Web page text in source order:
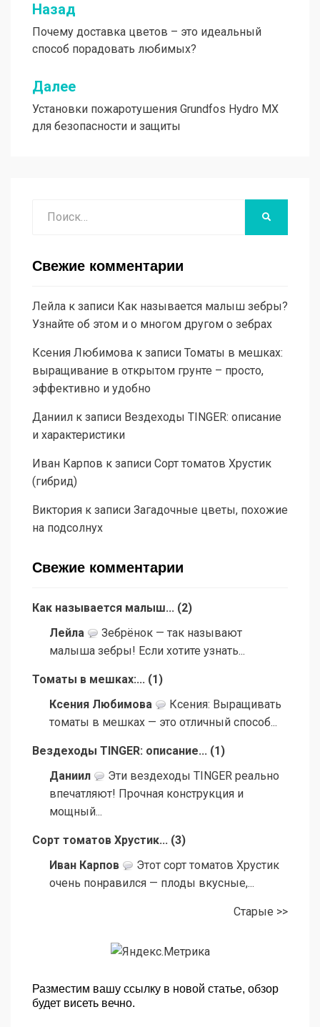
Навигация
по
записям
Назад
Почему доставка цветов – это идеальный
способ порадовать любимых?
Далее
Установки пожаротушения Grundfos Hydro MX
для безопасности и защиты
Свежие комментарии
Лейла к записи Как называется малыш зебры?
Узнайте об этом и о многом другом о зебрах
Ксения Любимова к записи Томаты в мешках:
выращивание в открытом грунте – просто,
эффективно и удобно
Даниил к записи Вездеходы TINGER: описание
и характеристики
Иван Карпов к записи Сорт томатов Хрустик
(гибрид)
Виктория к записи Загадочные цветы, похожие
на подсолнух
Свежие комментарии
Как называется малыш... (2)
Лейла
Зебрёнок — так называют
малыша зебры! Если хотите узнать...
Томаты в мешках:... (1)
Ксения Любимова
Ксения: Выращивать
томаты в мешках — это отличный способ...
Вездеходы TINGER: описание... (1)
Даниил
Эти вездеходы TINGER реально
впечатляют! Прочная конструкция и
мощный...
Сорт томатов Хрустик... (3)
Иван Карпов
Этот сорт томатов Хрустик
очень понравился — плоды вкусные,...
Старые >>
Разместим вашу ссылку в новой статье, обзор
будет висеть вечно.